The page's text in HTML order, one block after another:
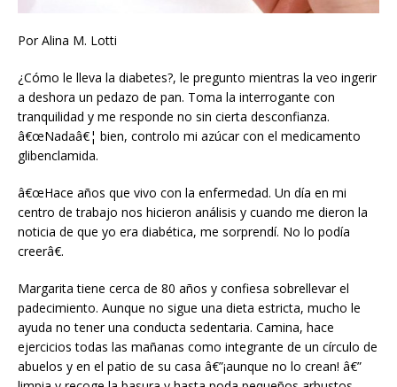
Por Alina M. Lotti
¿Cómo le lleva la diabetes?, le pregunto mientras la veo ingerir
a deshora un pedazo de pan. Toma la interrogante con
tranquilidad y me responde no sin cierta desconfianza.
â€œNadaâ€¦ bien, controlo mi azúcar con el medicamento
glibenclamida.
â€œHace años que vivo con la enfermedad. Un día en mi
centro de trabajo nos hicieron análisis y cuando me dieron la
noticia de que yo era diabética, me sorprendí. No lo podía
creerâ€.
Margarita tiene cerca de 80 años y confiesa sobrellevar el
padecimiento. Aunque no sigue una dieta estricta, mucho le
ayuda no tener una conducta sedentaria. Camina, hace
ejercicios todas las mañanas como integrante de un círculo de
abuelos y en el patio de su casa â€”¡aunque no lo crean! â€”